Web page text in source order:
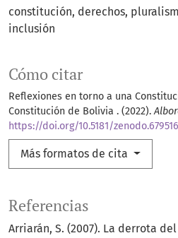
constitución derechos
inclusión
Cómo citar
Reflexiones en torno a una
Constitución de Bolivia . (2022).
https://doi.org/10.5181/
Más formatos de cita
Referencias
Arriarán, S. (2007). La derrota